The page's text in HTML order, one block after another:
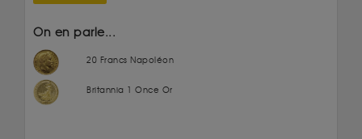
On en parle...
20 Francs Napoléon
Britannia 1 Once Or